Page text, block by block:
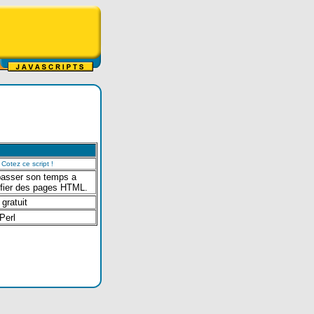
Cotez ce script !
son temps a
des pages HTML.